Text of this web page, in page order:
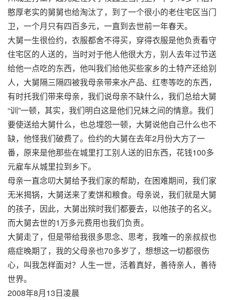
憨厚老实的舅舅也给淘汰了，到了一个很小的老住宅区当门
卫，一个月只有四百多元，一直到去世前一年春天。
大舅一生很俭约，衣服都舍不得买，穿得衣服是他负责看守
住宅区的人送的，当时对于他人他很大方，别人去年过节送
给他一点吃的东西，他叫我们给他买些家乡的土特产还给别
人，大舅隔三隔四被我母亲带来水产品、红枣等吃的东西，
有时托我们带来母亲，我们说母亲不缺什么，我们总给大舅
“训”一顿，其实，我们明白这是他们兄妹之间的情意。我们
要使送给大舅什么，也总埋怨一顿，大舅说他自己什么也不
缺，他怪我们破费了。俭约的大舅在去年2月份大方了一
番，原来是他那些在城里打工别人送的旧东西，花钱100多
元雇车从城里拉到乡下。
母亲一直念叨大舅给予我们家的帮助，在困难期间，我们家
无米揭锅，大舅送来了麦饼和粮食。母亲说，我们就是大舅
的孩子，因此，大舅出殡时我们都要去，以他孩子的名义。
而大舅去世的1万多元费用也我们负责。
大舅走了，但是带给我很多思念、思考，我唯一的亲叔叔也
癌症晚期了，我的父母亲也70多岁了，想想这一切都很伤
心，叫我怎样面对？人生一世，活着真好，善待亲人，善待
世界。
2008年8月13日凌晨